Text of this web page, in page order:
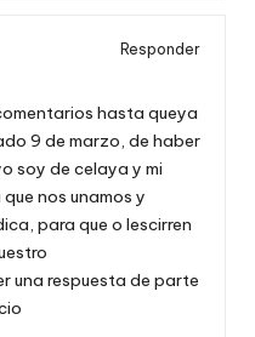
Responder
hasta queya
9 de marzo, de haber
soy de celaya y mi
nos unamos y
para que o lescirren
una respuesta de parte